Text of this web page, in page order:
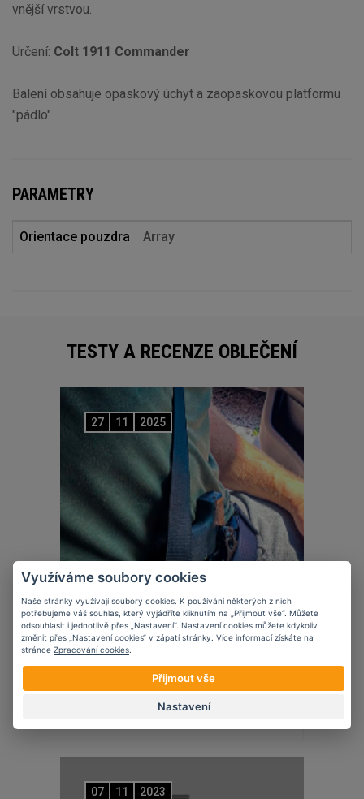
vnější vrstvou.
Určení: Colt 1911 Commander
Balení obsahuje opaskový úchyt a zaopaskovou platformu
"pádlo"
PARAMETRY
Orientace pouzdra Array
TESTY A RECENZE OBLEČENÍ
27 11 2025
Novinky
5 věcí, které zvážit při nošení krátké
zbraně ve vozidle
07 11 2023
Využíváme soubory cookies
Naše stránky využívají soubory cookies. K používání některých z nich
potřebujeme váš souhlas, který vyjádříte kliknutím na „Přijmout vše“. Můžete
odsouhlasit i jednotlivě přes „Nastavení“. Nastavení cookies můžete kdykoliv
změnit přes „Nastavení cookies“ v zápatí stránky. Více informací získáte na
stránce Zpracování cookies
Přijmout vše
Nastavení